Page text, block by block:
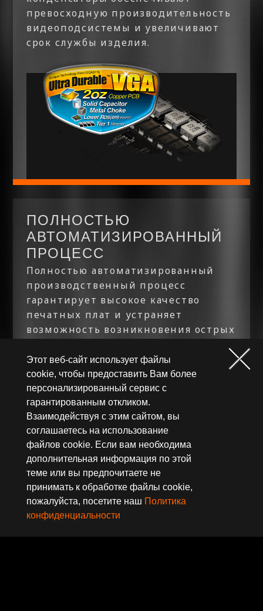
превосходную производительность
видеоподсистемы и увеличивают
срок службы изделия.
ПОЛНОСТЬЮ
АВТОМАТИЗИРОВАННЫЙ
ПРОЦЕСС
Полностью автоматизированный
производственный процесс
гарантирует высокое качество
печатных плат и устраняет
возможность возникновения острых
которые находятся на поверхности
печатной платы. Продуманная
конструкция предотвращает ваши
руки от порезов или
непреднамеренных повреждений
компонентов при создании
системы.
Этот веб-сайт использует файлы
cookie, чтобы предоставить Вам более
персонализированный сервис с
гарантированным откликом.
Взаимодействуя с этим сайтом, вы
соглашаетесь на использование
файлов cookie. Если вам необходима
дополнительная информация по этой
теме или вы предпочитаете не
принимать к обработке файлы cookie,
пожалуйста, посетите наш Политика
конфиденциальности